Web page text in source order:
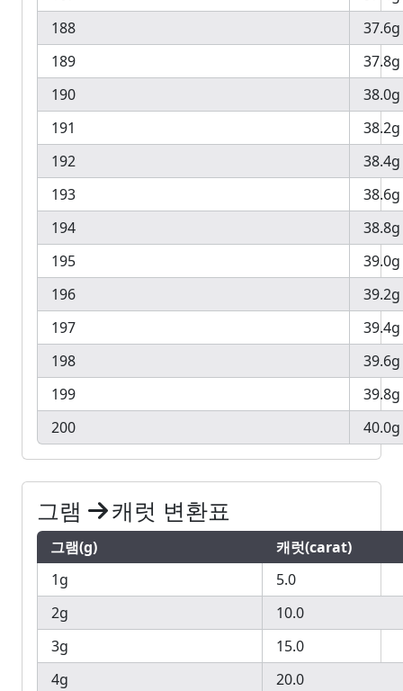
188
37.6g
189
37.8g
190
38.0g
191
38.2g
192
38.4g
193
38.6g
194
38.8g
195
39.0g
196
39.2g
197
39.4g
198
39.6g
199
39.8g
200
40.0g
그램 캐럿 변환표
그램(g)
캐럿(carat)
1g
5.0
2g
10.0
3g
15.0
4g
20.0